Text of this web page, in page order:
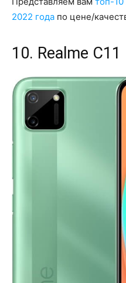
2022 года по цене/
10. Realme C11